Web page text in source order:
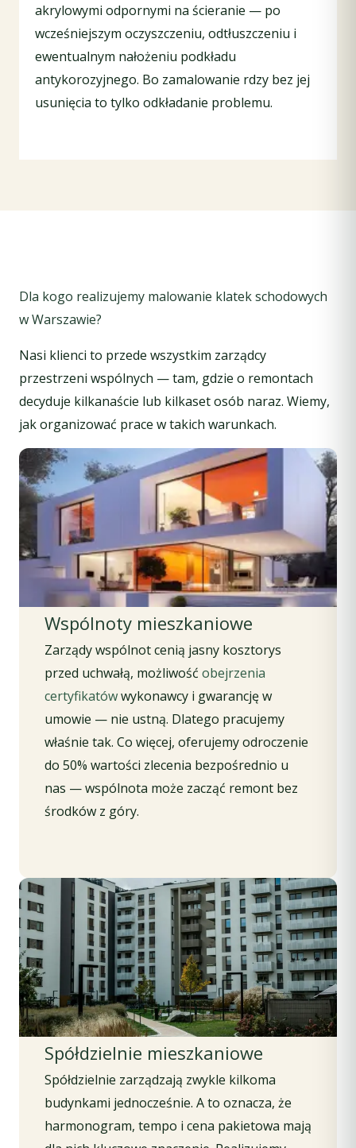
akrylowymi odpornymi na ścieranie — po
wcześniejszym oczyszczeniu, odtłuszczeniu i
ewentualnym nałożeniu podkładu
antykorozyjnego. Bo zamalowanie rdzy bez jej
usunięcia to tylko odkładanie problemu.
Dla kogo realizujemy malowanie klatek schodowych
w Warszawie?
Nasi klienci to przede wszystkim zarządcy
przestrzeni wspólnych — tam, gdzie o remontach
decyduje kilkanaście lub kilkaset osób naraz. Wiemy,
jak organizować prace w takich warunkach.
Wspólnoty mieszkaniowe
Zarządy wspólnot cenią jasny kosztorys
przed uchwałą, możliwość obejrzenia
certyfikatówwykonawcy i gwarancję w
umowie — nie ustną. Dlatego pracujemy
właśnie tak. Co więcej, oferujemy odroczenie
do 50% wartości zlecenia bezpośrednio u
nas — wspólnota może zacząć remont bez
środków z góry.
Spółdzielnie mieszkaniowe
Spółdzielnie zarządzają zwykle kilkoma
budynkami jednocześnie. A to oznacza, że
harmonogram, tempo i cena pakietowa mają